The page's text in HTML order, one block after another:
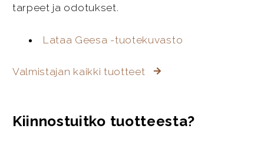
tarpeet ja odotukset.
Lataa Geesa -tuotekuvasto
Valmistajan kaikki tuotteet
Kiinnostuitko tuotteesta?